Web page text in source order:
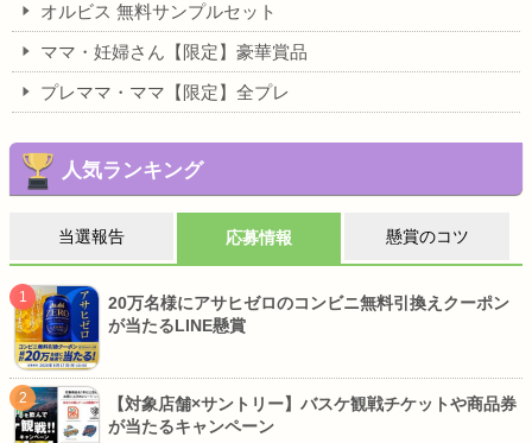
オルビス 無料サンプルセット
ママ・妊婦さん【限定】豪華賞品
プレママ・ママ【限定】全プレ
人気ランキング
当選報告 応募情報 懸賞のコツ
20万名様にアサヒゼロのコンビニ無料引換えクーポン
が当たるLINE懸賞
【対象店舗×サントリー】バスケ観戦チケットや商品券
が当たるキャンペーン